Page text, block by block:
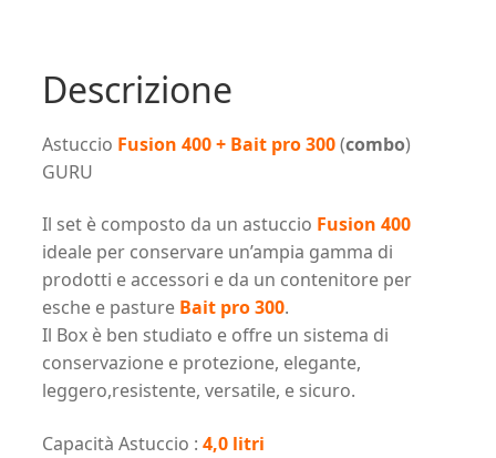
pro
300
GURU
quantità
Descrizione
Astuccio Fusion 400 + Bait pro 300(combo)
GURU
Il set è composto da un astuccio Fusion 400
ideale per conservare un’ampia gamma di
prodotti e accessori e da un contenitore per
esche e pasture Bait pro 300.
Il Box è ben studiato e offre un sistema di
conservazione e protezione, elegante,
leggero,resistente, versatile, e sicuro.
Capacità Astuccio : 4,0 litri